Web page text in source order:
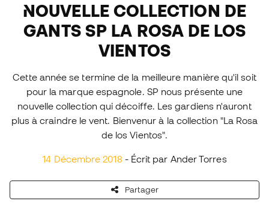
NOUVELLE COLLECTION DE
GANTS SP LA ROSA DE LOS
VIENTOS
Cette année se termine de la meilleure manière qu'il soit
pour la marque espagnole. SP nous présente une
nouvelle collection qui décoiffe. Les gardiens n'auront
plus à craindre le vent. Bienvenur à la collection "La Rosa
de los Vientos".
14 Décembre 2018 - Écrit par Ander Torres
Partager